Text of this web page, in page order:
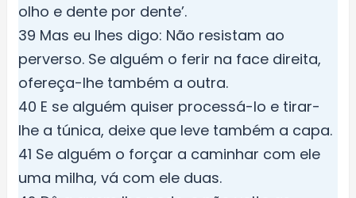
olho e dente por dente’.
39 Mas eu lhes digo: Não resistam ao
perverso. Se alguém o ferir na face direita,
ofereça-lhe também a outra.
40 E se alguém quiser processá-lo e tirar-
lhe a túnica, deixe que leve também a capa.
41 Se alguém o forçar a caminhar com ele
uma milha, vá com ele duas.